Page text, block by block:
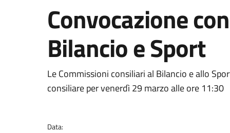
Convocazione
Bilancio e Sport
Dettagli della notizia
Le Commissioni consiliari al Bilancio e allo
consiliare per venerdì 29 marzo alle ore 11:30
Data: